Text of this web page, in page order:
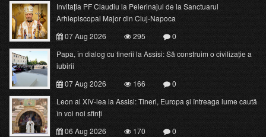
Invitația PF Claudiu la Pelerinajul de la Sanctuarul
Arhiepiscopal Major din Cluj-Napoca
07 Aug 2026
295
0
Papa, în dialog cu tinerii la Assisi: Să construim o civilizație a
iubirii
07 Aug 2026
166
0
Leon al XIV-lea la Assisi: Tineri, Europa și întreaga lume caută
în voi noi sfinți
06 Aug 2026
170 0